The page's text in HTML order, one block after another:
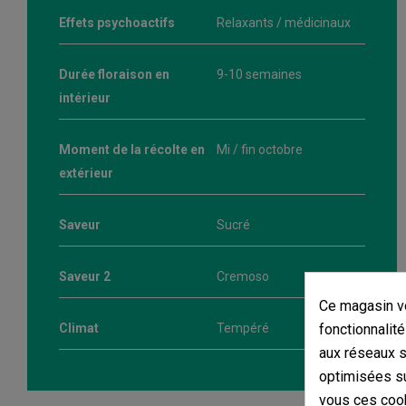
Effets psychoactifs Relaxants / médicinaux
Durée floraison en
intérieur
9-10 semaines
Moment de la récolte en
extérieur
Mi / fin octobre
Saveur Sucré
Saveur 2 Cremoso
Climat Tempéré
Ce magasin
aux réseaux
optimisées
vous ces